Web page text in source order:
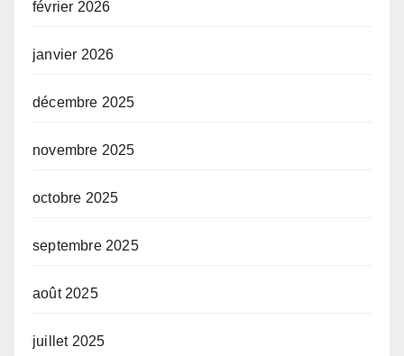
février 2026
janvier 2026
décembre 2025
novembre 2025
octobre 2025
septembre 2025
août 2025
juillet 2025